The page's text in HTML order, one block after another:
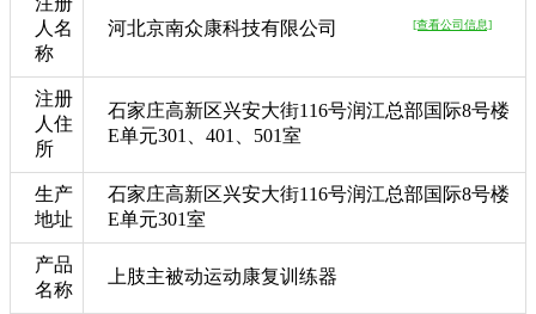
人名
称
河北京南众康科技有限公司 [查看公司信息]
注册
人住
所
石家庄高新区兴安大街116号润江总部国际8号楼
E单元301、401、501室
生产
地址
石家庄高新区兴安大街116号润江总部国际8号楼
E单元301室
产品
名称
上肢主被动运动康复训练器